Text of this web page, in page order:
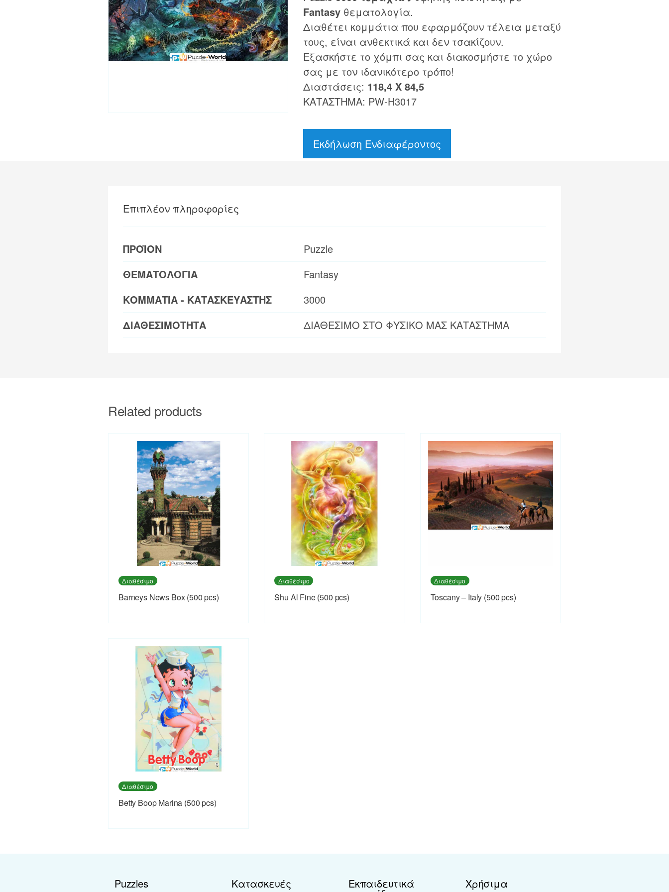
Fantasyθεματολογία.
Διαθέτει κομμάτια που εφαρμόζουν τέλεια μεταξύ
τους, είναι ανθεκτικά και δεν τσακίζουν.
Εξασκήστε το χόμπι σας και διακοσμήστε το χώρο
σας με τον ιδανικότερο τρόπο!
Διαστάσεις: 118,4 Χ 84,5
ΚΑΤΑΣΤΗΜΑ: PW-H3017
Εκδήλωση Ενδιαφέροντος
Επιπλέον πληροφορίες
ΠΡΟΪΟΝ
Puzzle
ΘΕΜΑΤΟΛΟΓΙΑ
Fantasy
ΚΟΜΜΑΤΙΑ - ΚΑΤΑΣΚΕΥΑΣΤΗΣ
3000
ΔΙΑΘΕΣΙΜΟΤΗΤΑ
ΔΙΑΘΕΣΙΜΟ ΣΤΟ ΦΥΣΙΚΟ ΜΑΣ ΚΑΤΑΣΤΗΜΑ
Related products
Διαθέσιμο
Barneys News Box (500 pcs)
Διαθέσιμο
Shu Al Fine (500 pcs)
Διαθέσιμο
Toscany – Italy (500 pcs)
Διαθέσιμο
Betty Boop Marina (500 pcs)
Puzzles Κατασκευές Εκπαιδευτικά Χρήσιμα